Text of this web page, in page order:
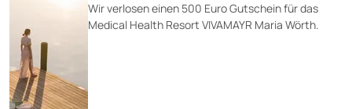
Wir verlosen einen 500 Euro Gutschein für das
Medical Health Resort VIVAMAYR Maria Wörth.